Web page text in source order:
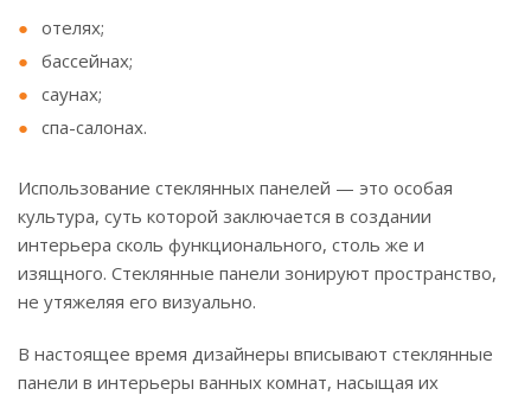
отелях;
бассейнах;
саунах;
спа-салонах.
Использование стеклянных панелей — это особая
культура, суть которой заключается в создании
интерьера сколь функционального, столь же и
изящного. Стеклянные панели зонируют пространство,
не утяжеляя его визуально.
В настоящее время дизайнеры вписывают стеклянные
панели в интерьеры ванных комнат, насыщая их